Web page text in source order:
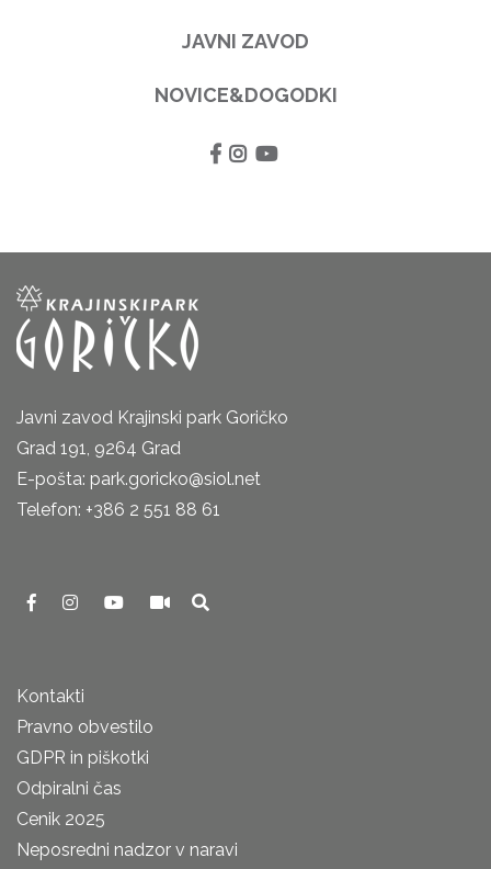
JAVNI ZAVOD
NOVICE&DOGODKI
Javni zavod Krajinski park Goričko
Grad 191, 9264 Grad
E-pošta: park.goricko@siol.net
Telefon: +386 2 551 88 61
Kontakti
Pravno obvestilo
GDPR in piškotki
Odpiralni čas
Cenik 2025
Neposredni nadzor v naravi